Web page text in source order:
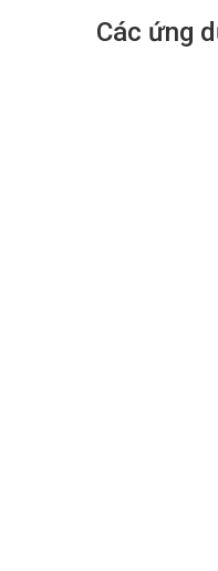
Các ứng